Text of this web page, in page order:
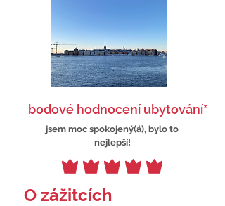
bodové hodnocení ubytování*
jsem moc spokojený(á), bylo to
nejlepší!
O zážitcích